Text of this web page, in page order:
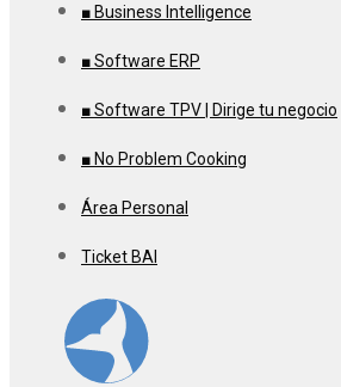
■ Business Intelligence
■ Software ERP
■ Software TPV | Dirige tu negocio
■ No Problem Cooking
Área Personal
Ticket BAI